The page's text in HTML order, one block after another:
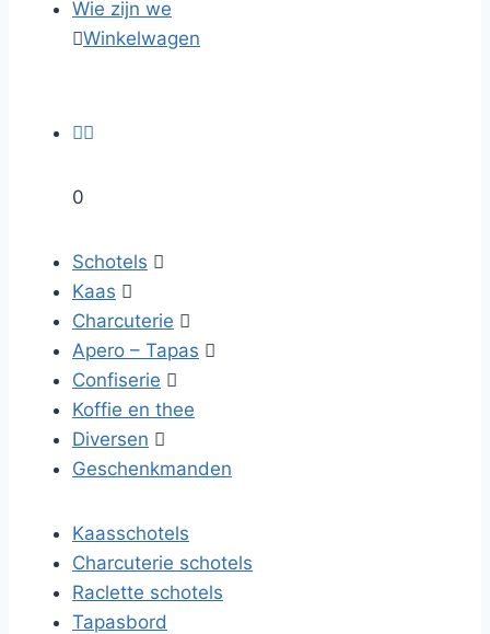
Wie zijn we
Winkelwagen

0
Schotels 
Kaas 
Charcuterie 
Apero – Tapas 
Confiserie 
Koffie en thee
Diversen 
Geschenkmanden
Kaasschotels
Charcuterie schotels
Raclette schotels
Tapasbord